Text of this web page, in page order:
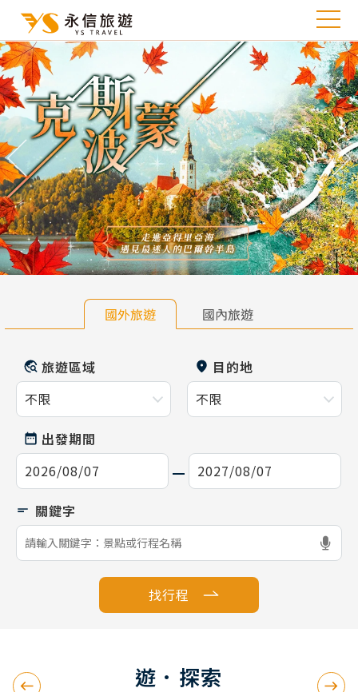
往前 往
國外旅遊 國內旅遊
旅遊區域 目的地
出發期間
找行程
遊．探索